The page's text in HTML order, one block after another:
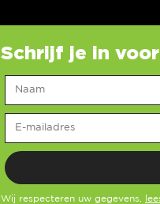
Schrijf je in
Wij respecteren uw gegevens,